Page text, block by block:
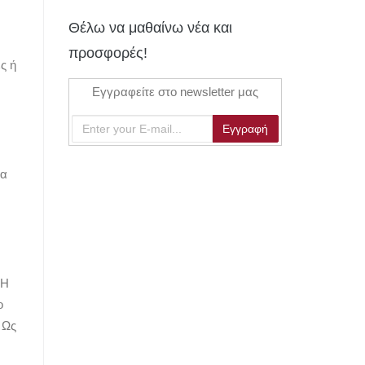
ή
Ως
Θέλω να μαθαίνω νέα και
προσφορές!
Εγγραφείτε στο newsletter μας